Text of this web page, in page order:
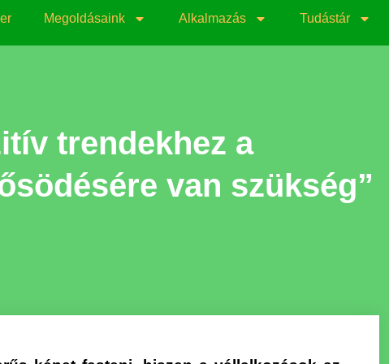
Megoldásaink Alkalmazás Tudástár
trendekhez a
van szükség”